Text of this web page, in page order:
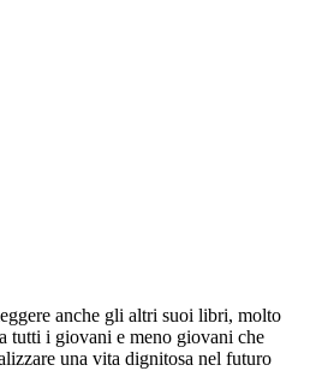
anche gli altri suoi libri, molto
tutti i giovani e meno giovani che
una vita dignitosa nel futuro